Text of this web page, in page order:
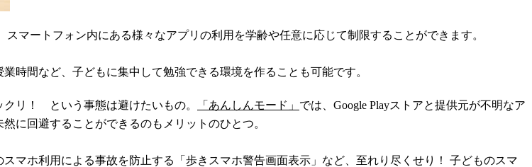
スマートフォン内にある様々なアプリの利用を学齢や任意に応じて制限することができます。
時間など、子どもに集中して勉強できる環境を作ることも可能です。
リ！ という事態は避けたいもの。
「あんしんモード」 では、Google Playストアと提供元が不明なア
に回避することができるのもメリットのひとつ。
マホ利用による事故を防止する「歩きスマホ警告画面表示」など、至れり尽くせり！ 子どものスマ